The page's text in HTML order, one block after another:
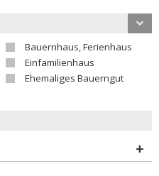
Bauernhaus, Ferienhaus
Einfamilienhaus
Ehemaliges Bauerngut